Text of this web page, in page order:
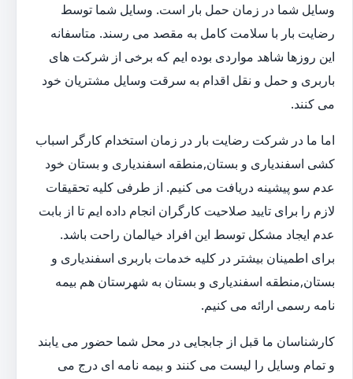
وسایل شما در زمان حمل بار است. وسایل شما توسط
رضایت بار با سلامت کامل به مقصد می رسند. متاسفانه
این روزها شاهد مواردی بوده ایم که برخی از شرکت های
باربری و حمل و نقل اقدام به سرقت وسایل مشتریان خود
می کنند.
اما ما در شرکت رضایت بار در زمان استخدام کارگر اسباب
کشی اسفندیاری و بستان,منطقه اسفندیاری و بستان خود
عدم سو پیشینه دریافت می کنیم. از طرفی کلیه تحقیقات
لازم را برای تایید صلاحیت کارگران انجام داده ایم تا از بابت
عدم ایجاد مشکل توسط این افراد خیالمان راحت باشد.
برای اطمینان بیشتر در کلیه خدمات باربری اسفندیاری و
بستان,منطقه اسفندیاری و بستان به شهرستان هم بیمه
نامه رسمی ارائه می کنیم.
کارشناسان ما قبل از جابجایی در محل شما حضور می یابند
و تمام وسایل را لیست می کنند و بیمه نامه ای درج می